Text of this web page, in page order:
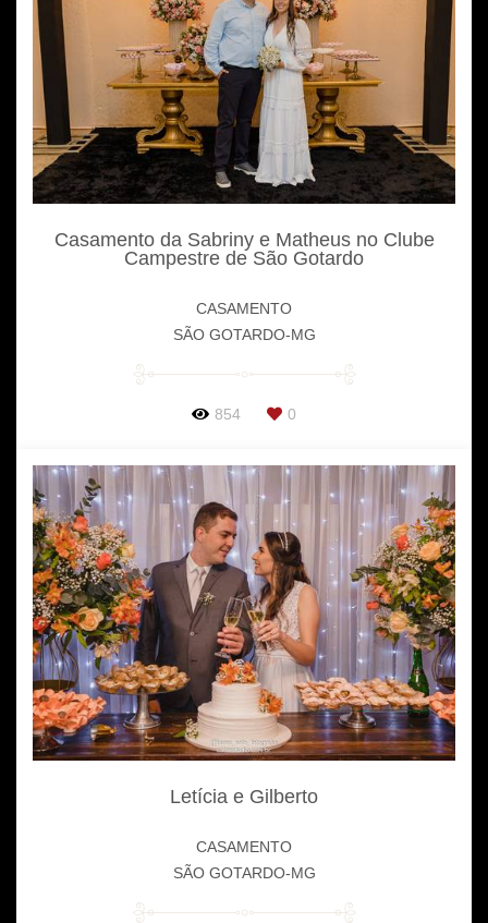
Casamento da Sabriny e Matheus no Clube
Campestre de São Gotardo
CASAMENTO
SÃO GOTARDO-MG
854 0
Letícia e Gilberto
CASAMENTO
SÃO GOTARDO-MG